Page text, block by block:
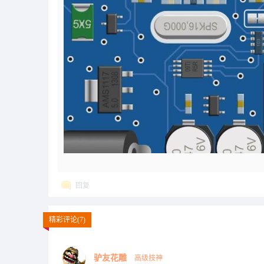
回复
精彩评论(7)
驴友花雕 高级技神